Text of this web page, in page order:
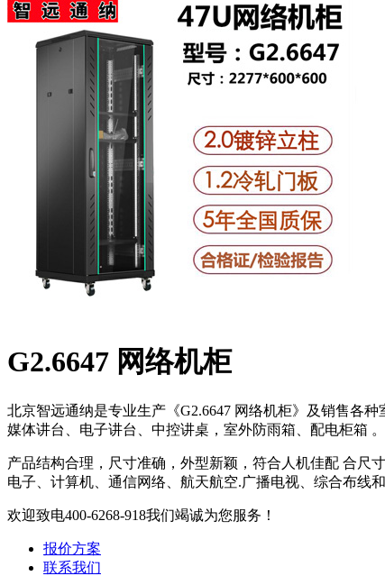
G2.6647 网络机柜
北京智远通纳是专业生产《G2.6647 网络机柜》及销售各
媒体讲台、电子讲台、中控讲桌，室外防雨箱、配电柜箱 。
产品结构合理，尺寸准确，外型新颖，符合人机佳配 合尺
电子、计算机、通信网络、航天航空.广播电视、综合布线
欢迎致电400-6268-918我们竭诚为您服务！
报价方案
联系我们